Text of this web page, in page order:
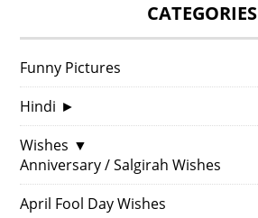
CATEGORIES
Funny Pictures
Hindi ►
Wishes ▼
Anniversary / Salgirah Wishes
April Fool Day Wishes